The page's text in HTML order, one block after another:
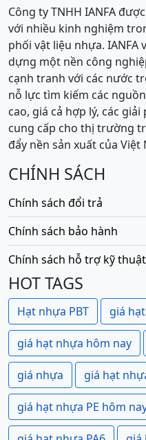
Công ty TNHH IANFA
với nhiều kinh nghiệm
phối vật liệu nhựa.
dựng một nền công
cạnh tranh với các nước
nỗ lực tìm kiếm các
cao, giá cả hợp lý, các
cung cấp cho thị trường
đẩy nền sản xuất của Việt
CHÍNH SÁCH
Chính sách đổi trả
Chính sách bảo hành
Chính sách hỗ trợ kỹ thuật
HOT TAGS
Hạt nhựa PBT giá
giá hạt nhựa hôm nay
giá nhựa giá hạt
giá hạt nhựa PE hôm